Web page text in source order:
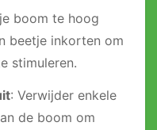
boom te hoog
beetje inkorten om
stimuleren.
: Verwijder enkele
de boom om